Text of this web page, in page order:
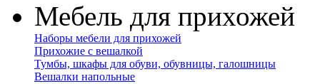
Мебель для прихожей
Наборы мебели для прихожей
Прихожие с вешалкой
Тумбы, шкафы для обуви, обувницы, галошницы
Вешалки напольные